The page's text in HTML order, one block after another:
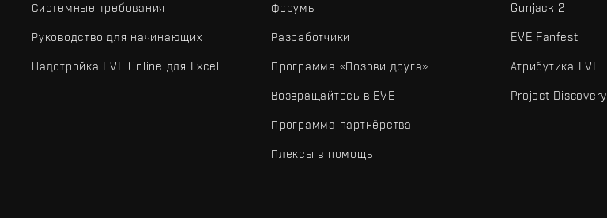
Системные требования
Руководство для начинающих
Надстройка EVE Online для Excel
Форумы
Разработчики
Программа «Позови друга»
Возвращайтесь в EVE
Программа партнёрства
Плексы в помощь
Gunjack 2
EVE Fanfest
Атрибутика EVE
Project Discovery